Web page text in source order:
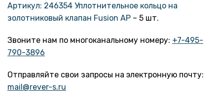
Артикул: 246354 Уплотнительное кольцо на
золотниковый клапан Fusion AP – 5 шт.
Звоните нам по многоканальному номеру: +7-495-
790-3896
Отправляйте свои запросы на электронную почту:
mail@rever-s.ru